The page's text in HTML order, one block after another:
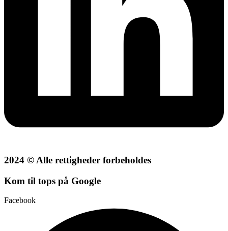
2024 © Alle rettigheder forbeholdes
Kom til tops på Google
Facebook